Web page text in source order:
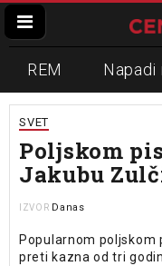
REM Napadi
Zvučni top
Propaganda
Informer
SVET
Poljskom
Jakubu
IZVOR Danas
Popularnom poljskom
preti kazna od tri